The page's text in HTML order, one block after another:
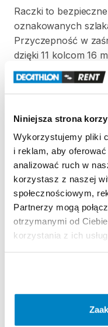
Niniejsza strona
Wykorzystujemy pliki
i reklam, aby
analizować ruch w
korzystasz z naszej
społecznościowym,
Partnerzy mogą
otrzymanymi od
korzystania z ich
Raczki to bezpieczne
oznakowanych
Przyczepność w
dzięki 11 kolcom 16
Certyfikacja środków
normami
indywidualnej.
Uwaga: nie nadają się
gdzie
wymagane są
Strona produktu w